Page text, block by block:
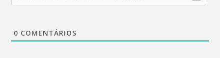
0 COMENTÁRIOS